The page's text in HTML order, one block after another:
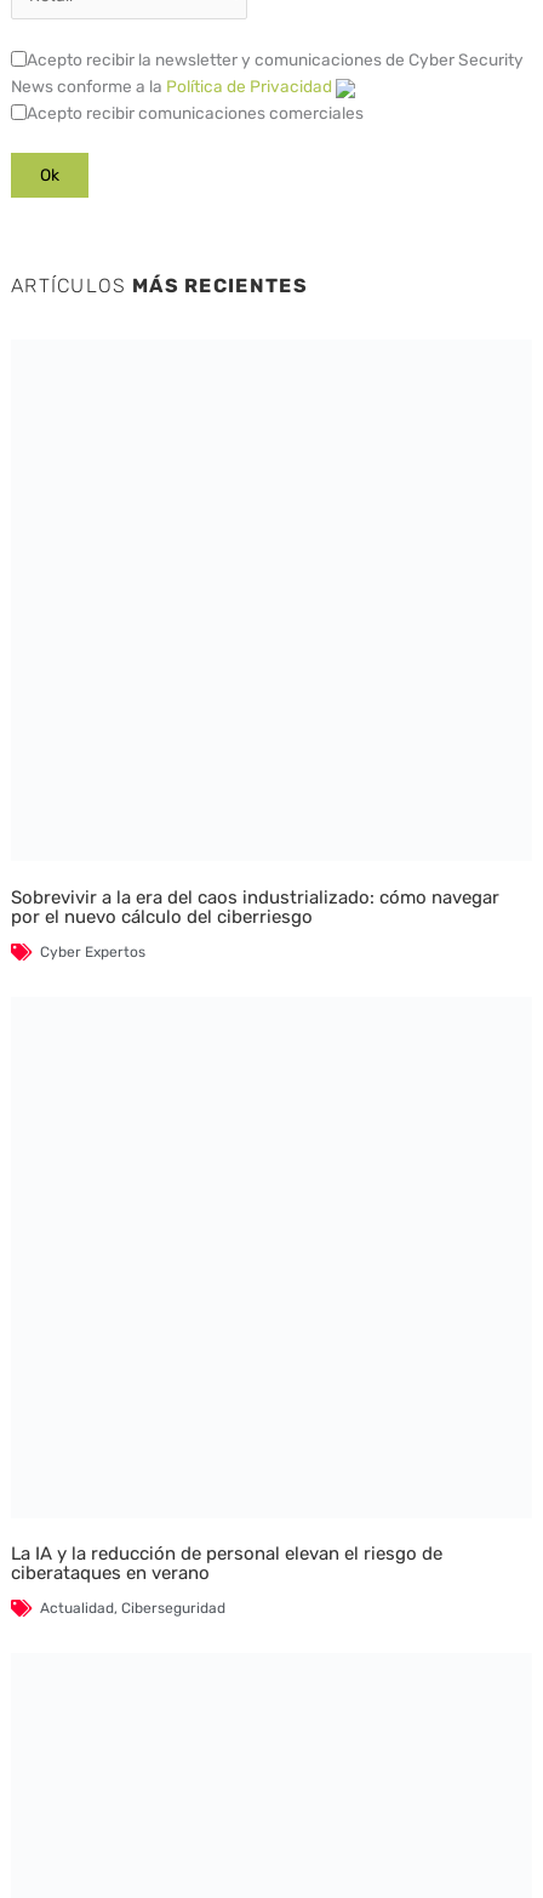
Acepto recibir la newsletter y comunicaciones de Cyber Security
News conforme a la Política de Privacidad
Acepto recibir comunicaciones comerciales
ARTÍCULOS MÁS RECIENTES
Sobrevivir a la era del caos industrializado: cómo navegar
por el nuevo cálculo del ciberriesgo
Cyber Expertos
La IA y la reducción de personal elevan el riesgo de
ciberataques en verano
Actualidad, Ciberseguridad